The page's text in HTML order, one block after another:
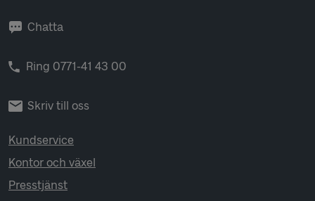
Chatta
Ring 0771-41 43 00
Skriv till oss
Kundservice
Kontor och växel
Presstjänst